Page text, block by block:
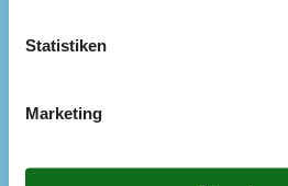
Wasserkocher
Chromecast
Deutsche Kanäle
Kostenloses WLAN - mehr als 100
Statistiken
Marketing